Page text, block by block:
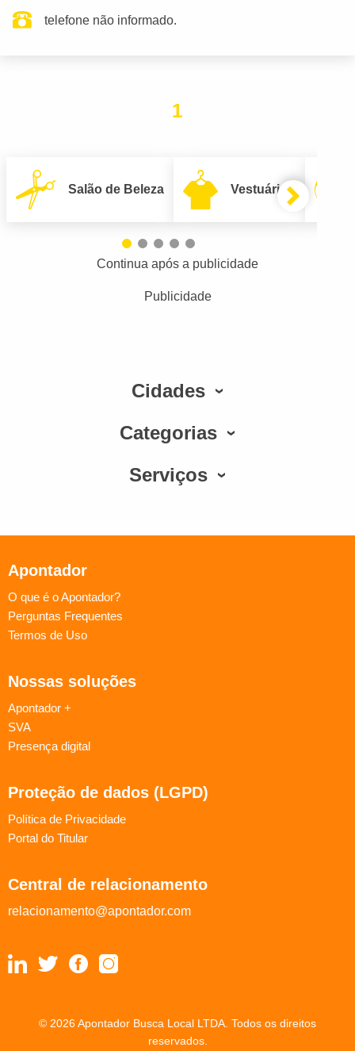
telefone não informado.
1
Salão de Beleza Vestuário
Continua após a publicidade
Publicidade
Cidades
Categorias
Serviços
Apontador
O que é o Apontador?
Perguntas Frequentes
Termos de Uso
Nossas soluções
Apontador +
SVA
Presença digital
Proteção de dados (LGPD)
Política de Privacidade
Portal do Titular
Central de relacionamento
relacionamento@apontador.com
© 2026 Apontador Busca Local LTDA. Todos os direitos
reservados.